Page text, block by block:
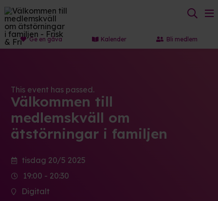
Ge en gåva Kalender Bli medlem
This event has passed.
Välkommen till
medlemskväll om
ätstörningar i familjen
tisdag 20/5 2025
19:00 - 20:30
Digitalt